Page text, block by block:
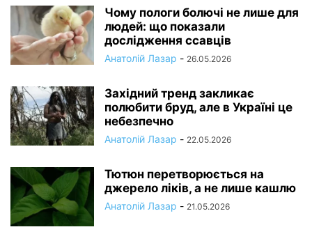
Чому пологи болючі не лише для
людей: що показали
дослідження ссавців
Анатолій Лазар - 26.05.2026
Західний тренд закликає
полюбити бруд, але в Україні це
небезпечно
Анатолій Лазар - 22.05.2026
Тютюн перетворюється на
джерело ліків, а не лише кашлю
Анатолій Лазар - 21.05.2026